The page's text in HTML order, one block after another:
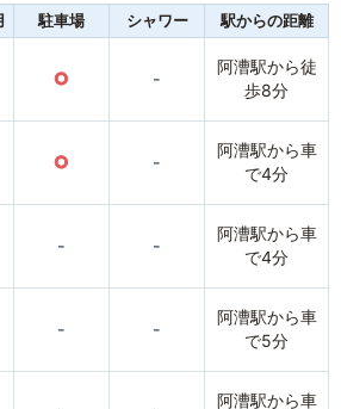
駐車場 シャワー 駅からの距離
○ -
阿漕駅から徒
歩8分
○ -
阿漕駅から車
で4分
- -
阿漕駅から車
で4分
- -
阿漕駅から車
で5分
阿漕駅から車